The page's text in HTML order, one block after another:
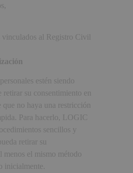
al Registro Civil
estén siendo
retirar su consentimiento en
no haya una restricción
Para hacerlo, LOGIC
sencillos y
retirar su
el mismo método
inicialmente.